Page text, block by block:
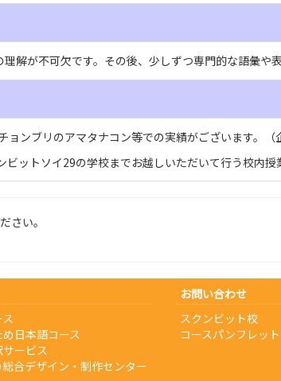
解が不可欠です。その後、少しずつ専門的な語彙や
ンブリのアマタナコン等での実績がございます。（
ットソイ29の学校までお越しいただいて行う校内授
さい。
日本語コース
ービス
総合デザイン・制作センター
お問い合わせ
スクンビット校
コースパンフレット